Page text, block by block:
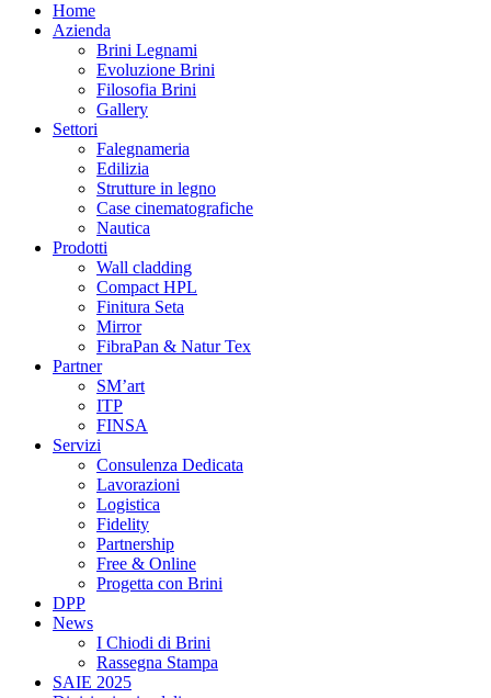
Home
Azienda
Brini Legnami
Evoluzione Brini
Filosofia Brini
Gallery
Settori
Falegnameria
Edilizia
Strutture in legno
Case cinematografiche
Nautica
Prodotti
Wall cladding
Compact HPL
Finitura Seta
Mirror
FibraPan & Natur Tex
Partner
SM’art
ITP
FINSA
Servizi
Consulenza Dedicata
Lavorazioni
Logistica
Fidelity
Partnership
Free & Online
Progetta con Brini
DPP
News
I Chiodi di Brini
Rassegna Stampa
SAIE 2025